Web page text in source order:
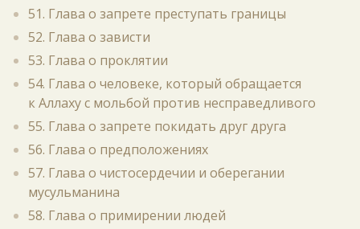
51. Глава о запрете преступать границы
52. Глава о зависти
53. Глава о проклятии
54. Глава о человеке, который обращается
к Аллаху с мольбой против несправедливого
55. Глава о запрете покидать друг друга
56. Глава о предположениях
57. Глава о чистосердечии и оберегании
мусульманина
58. Глава о примирении людей